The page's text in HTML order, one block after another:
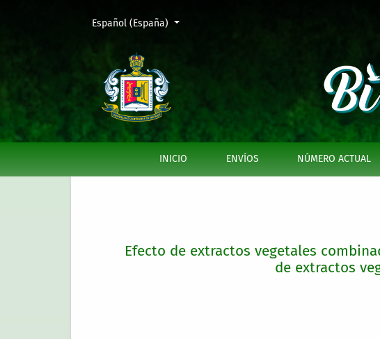
Efecto de extractos vegetales combinados en plántulas
Cambiar el idioma. El actual es:
Español (España)
INICIO ENVÍOS NÚMERO ACTUAL
Efecto de extractos vegetales
de extractos